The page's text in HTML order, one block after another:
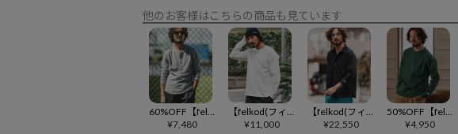
他のお客様はこちらの商品も見ています
¥7,480
¥11,000
¥22,550
¥4,950